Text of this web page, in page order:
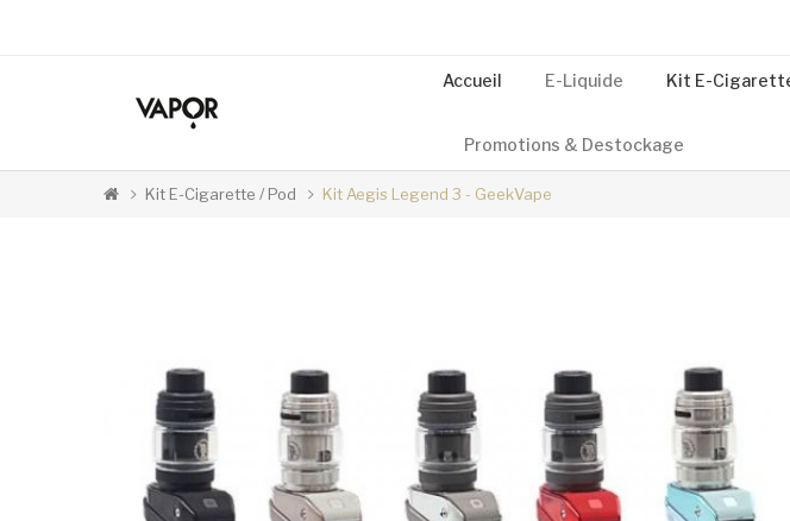
Accueil E-Liquide Kit E-
Promotions & Destockage
Kit E-Cigarette / Pod Kit Aegis Legend 3 - GeekVape